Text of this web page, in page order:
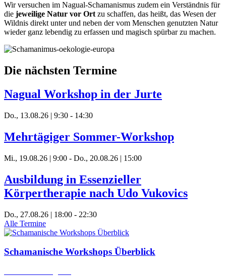
Wir versuchen im Nagual-Schamanismus zudem ein Verständnis für
die jeweilige Natur vor Ort zu schaffen, das heißt, das Wesen der
Wildnis direkt unter und neben der vom Menschen genutzten Natur
wieder ganz lebendig zu erfassen und magisch spürbar zu machen.
Die nächsten Termine
Nagual Workshop in der Jurte
Do., 13.08.26 | 9:30 - 14:30
Mehrtägiger Sommer-Workshop
Mi., 19.08.26 | 9:00 - Do., 20.08.26 | 15:00
Ausbildung in Essenzieller
Körpertherapie nach Udo Vukovics
Do., 27.08.26 | 18:00 - 22:30
Alle Termine
Schamanische Workshops Überblick